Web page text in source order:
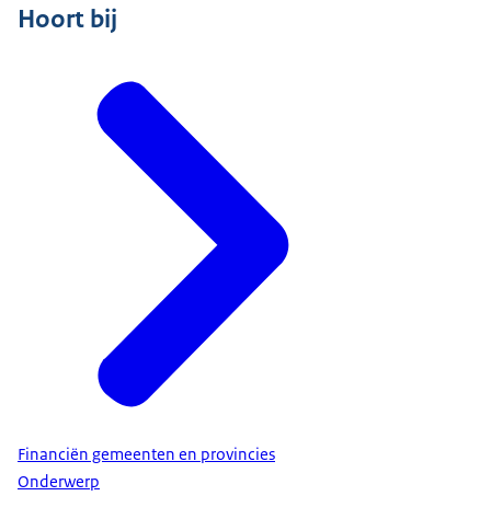
Hoort bij
Financiën gemeenten en provincies
Onderwerp